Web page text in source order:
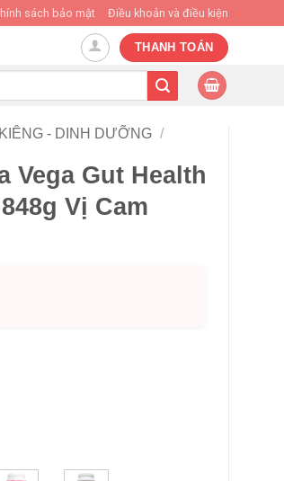
sách bảo mật Điều khoản và điều kiện
THANH TOÁN
- DINH DƯỠNG /
Vega Gut Health
Vị Cam